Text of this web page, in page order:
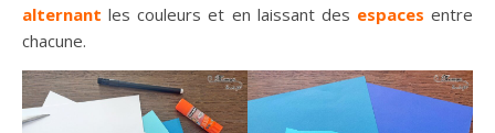
alternant les couleurs et en laissant des espaces entre
chacune.